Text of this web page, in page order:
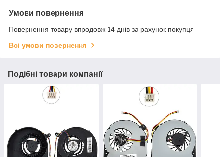
Умови повернення
Повернення товару впродовж 14 днів за рахунок покупця
Всі умови повернення
Подібні товари компанії